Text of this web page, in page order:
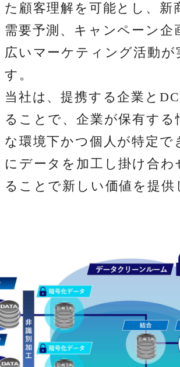
た顧客理解を可能とし、新
需要予測、キャンペーン企
広いマーケティング活動が
す。
当社は、提携する企業と
ることで、企業が保有する
な環境下かつ個人が特定で
にデータを加工し掛け合わ
ることで新しい価値を提供